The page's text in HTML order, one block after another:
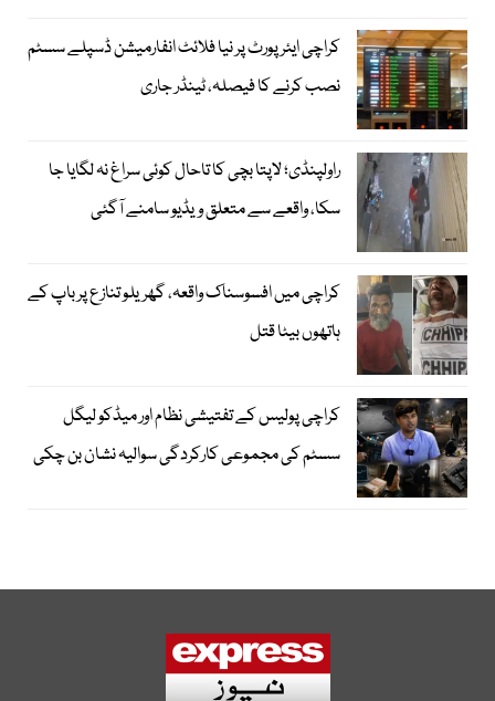
کراچی ایئرپورٹ پر نیا فلائٹ انفارمیشن ڈسپلے سسٹم
نصب کرنے کا فیصلہ، ٹینڈر جاری
راولپنڈی؛ لاپتا بچی کا تاحال کوئی سراغ نہ لگایا جا
سکا، واقعے سے متعلق ویڈیو سامنے آگئی
کراچی میں افسوسناک واقعہ، گھریلو تنازع پر باپ کے
ہاتھوں بیٹا قتل
کراچی پولیس کے تفتیشی نظام اور میڈکو لیگل
سسٹم کی مجموعی کارکردگی سوالیہ نشان بن چکی